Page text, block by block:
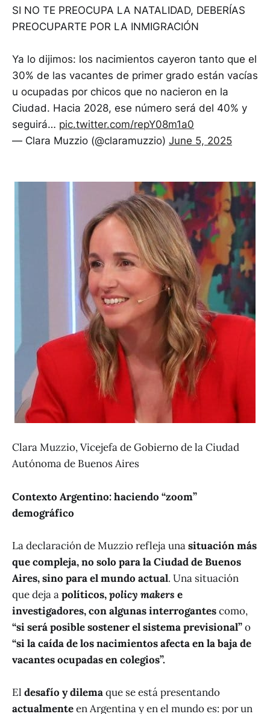
SI NO TE PREOCUPA LA NATALIDAD, DEBERÍAS
PREOCUPARTE POR LA INMIGRACIÓN
Ya lo dijimos: los nacimientos cayeron tanto que el
30% de las vacantes de primer grado están vacías
u ocupadas por chicos que no nacieron en la
Ciudad. Hacia 2028, ese número será del 40% y
seguirá… pic.twitter.com/repY08m1a0
— Clara Muzzio (@claramuzzio) June 5, 2025
Clara Muzzio, Vicejefa de Gobierno de la Ciudad
Autónoma de Buenos Aires
Contexto Argentino: haciendo “zoom”
demográfico
La declaración de Muzzio refleja unasituación más
que compleja, no solo para la Ciudad de Buenos
Aires, sino para el mundo actual. Una situación
que deja apolíticos,policy makers e
investigadores, con algunas interrogantescomo,
“si será posible sostener el sistema previsional”o
“si la caída de los nacimientos afecta en la baja de
vacantes ocupadas en colegios”.
El desafío y dilemaque se está presentando
actualmenteen Argentina y en el mundo es: por un